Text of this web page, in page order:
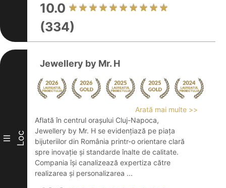
10.0
(334)
III Loc
Jewellery by Mr. H
Arată mai multe >>
Aflată în centrul orașului Cluj-Napoca,
Jewellery by Mr. H se evidențiază pe piața
bijuteriilor din România printr-o orientare clară
spre inovație și standarde înalte de calitate.
Compania își canalizează expertiza către
realizarea și personalizarea ...